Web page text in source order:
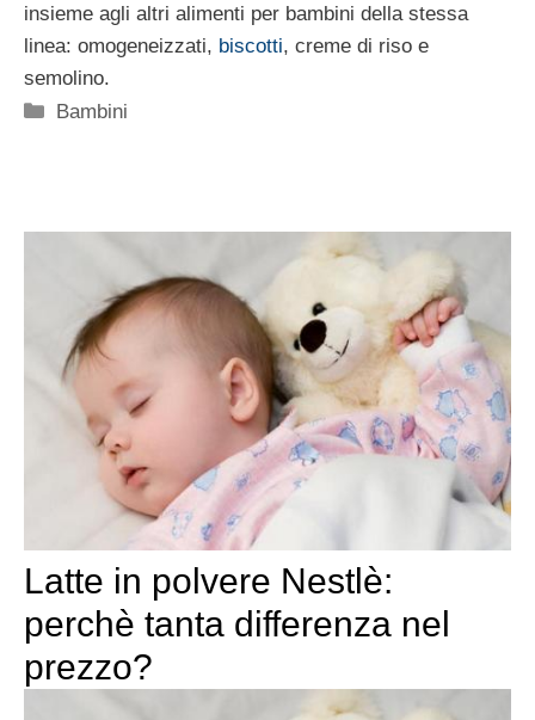
insieme agli altri alimenti per bambini della stessa
linea: omogeneizzati, biscotti, creme di riso e
semolino.
Categorie
Bambini
Latte in polvere Nestlè:
perchè tanta differenza nel
prezzo?